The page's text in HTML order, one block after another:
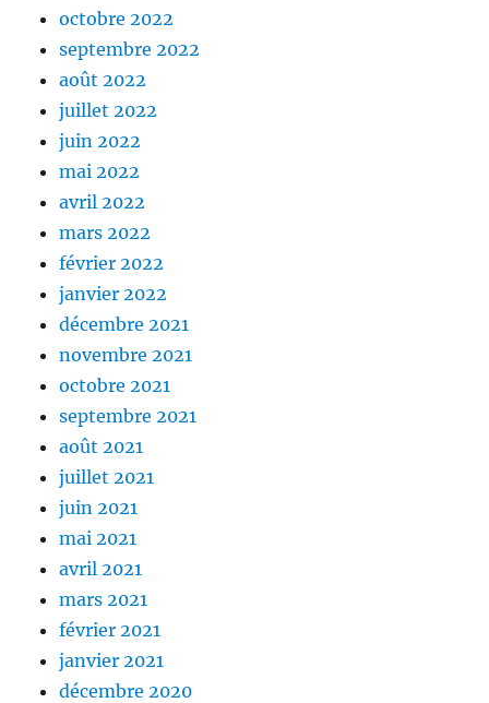
octobre 2022
septembre 2022
août 2022
juillet 2022
juin 2022
mai 2022
avril 2022
mars 2022
février 2022
janvier 2022
décembre 2021
novembre 2021
octobre 2021
septembre 2021
août 2021
juillet 2021
juin 2021
mai 2021
avril 2021
mars 2021
février 2021
janvier 2021
décembre 2020